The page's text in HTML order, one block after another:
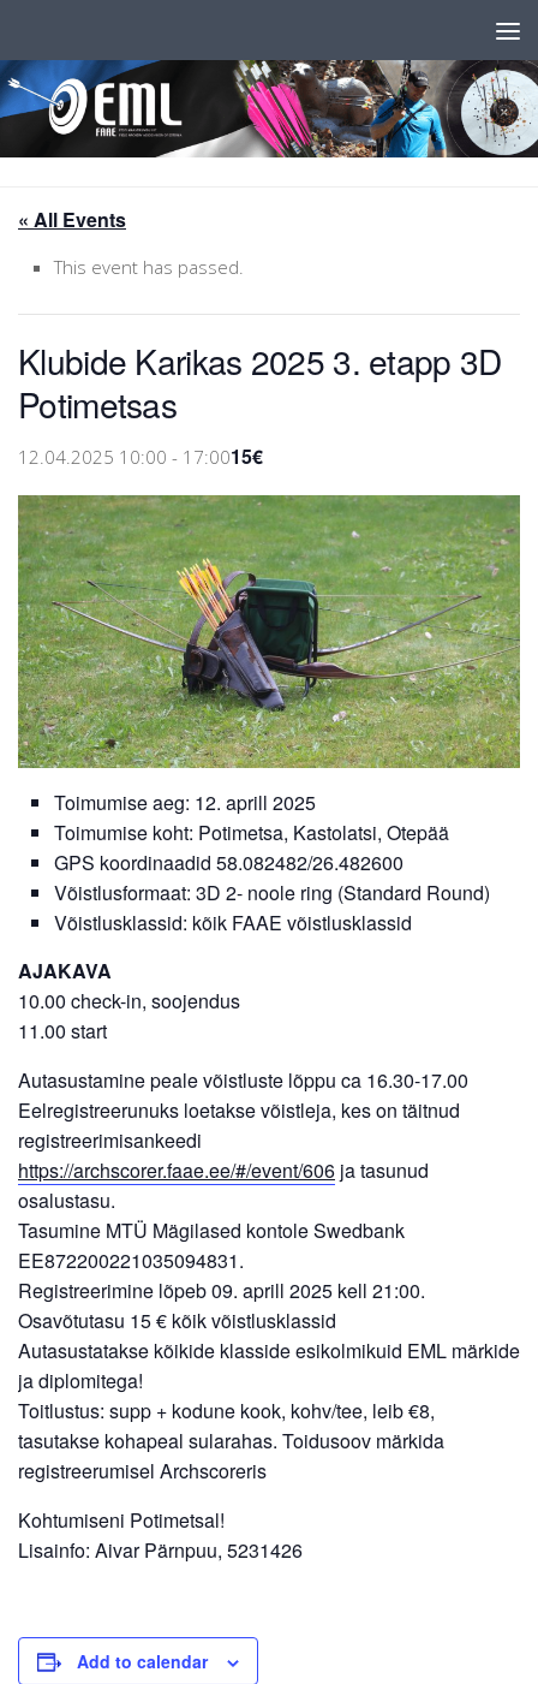
« All Events
This event has passed.
Klubide Karikas 2025 3. etapp 3D
Potimetsas
12.04.2025 10:00 - 17:0015€
Toimumise aeg: 12. aprill 2025
Toimumise koht: Potimetsa, Kastolatsi, Otepää
GPS koordinaadid 58.082482/26.482600
Võistlusformaat: 3D 2- noole ring (Standard Round)
Võistlusklassid: kõik FAAE võistlusklassid
AJAKAVA
10.00 check-in, soojendus
11.00 start
Autasustamine peale võistluste lõppu ca 16.30-17.00
Eelregistreerunuks loetakse võistleja, kes on täitnud
registreerimisankeedi
https://archscorer.faae.ee/#/event/606 ja tasunud
osalustasu.
Tasumine MTÜ Mägilased kontole Swedbank
EE872200221035094831.
Registreerimine lõpeb 09. aprill 2025 kell 21:00.
Osavõtutasu 15 € kõik võistlusklassid
Autasustatakse kõikide klasside esikolmikuid EML märkide
ja diplomitega!
Toitlustus: supp + kodune kook, kohv/tee, leib €8,
tasutakse kohapeal sularahas. Toidusoov märkida
registreerumisel Archscoreris
Kohtumiseni Potimetsal!
Lisainfo: Aivar Pärnpuu, 5231426
Add to calendar